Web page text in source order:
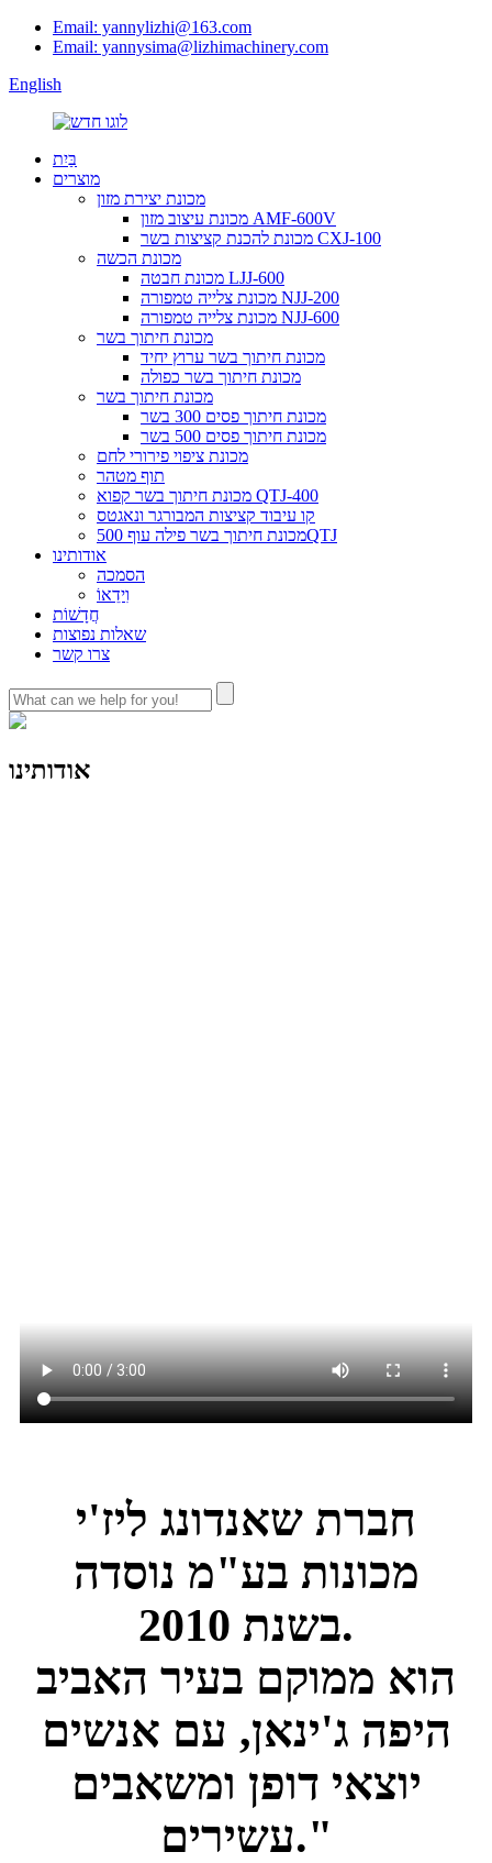
Email: yannylizhi@163.com
Email: yannysima@lizhimachinery.com
English
בַּיִת
מוצרים
מכונת יצירת מזון
מכונת עיצוב מזון AMF-600V
מכונת להכנת קציצות בשר CXJ-100
מכונת הכשה
מכונת חבטה LJJ-600
מכונת צלייה טמפורה NJJ-200
מכונת צלייה טמפורה NJJ-600
מכונת חיתוך בשר
מכונת חיתוך בשר ערוץ יחיד
מכונת חיתוך בשר כפולה
מכונת חיתוך בשר
מכונת חיתוך פסים 300 בשר
מכונת חיתוך פסים 500 בשר
מכונת ציפוי פירורי לחם
תוף מטהר
מכונת חיתוך בשר קפוא QTJ-400
קו עיבוד קציצות המבורגר ונאגטס
מכונת חיתוך בשר פילה עוף 500QTJ
אודותינו
הסמכה
וִידֵאוֹ
חֲדָשׁוֹת
שאלות נפוצות
צרו קשר
אודותינו
חברת שאנדונג ליז'י
מכונות בע"מ נוסדה
בשנת 2010.
הוא ממוקם בעיר האביב
היפה ג'ינאן, עם אנשים
יוצאי דופן ומשאבים
עשירים."